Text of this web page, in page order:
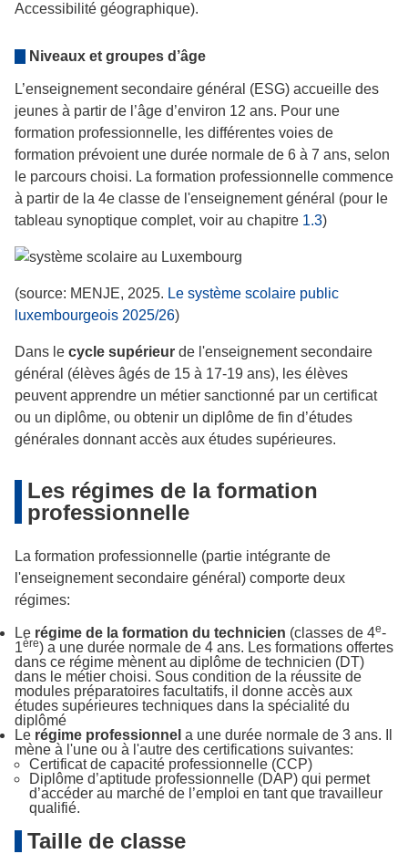
Accessibilité géographique).
Niveaux et groupes d’âge
L’enseignement secondaire général (ESG) accueille des
jeunes à partir de l’âge d’environ 12 ans. Pour une
formation professionnelle, les différentes voies de
formation prévoient une durée normale de 6 à 7 ans, selon
le parcours choisi. La formation professionnelle commence
à partir de la 4e classe de l'enseignement général (pour le
tableau synoptique complet, voir au chapitre 1.3)
(source: MENJE, 2025. Le système scolaire public
luxembourgeois 2025/26)
Dans le cycle supérieur de l'enseignement secondaire
général (élèves âgés de 15 à 17-19 ans), les élèves
peuvent apprendre un métier sanctionné par un certificat
ou un diplôme, ou obtenir un diplôme de fin d’études
générales donnant accès aux études supérieures.
Les régimes de la formation
professionnelle
La formation professionnelle (partie intégrante de
l'enseignement secondaire général) comporte deux
régimes:
Le régime de la formation du technicien (classes de 4e-
1ère) a une durée normale de 4 ans. Les formations offertes
dans ce régime mènent au diplôme de technicien (DT)
dans le métier choisi. Sous condition de la réussite de
modules préparatoires facultatifs, il donne accès aux
études supérieures techniques dans la spécialité du
diplômé
Le régime professionnel a une durée normale de 3 ans. Il
mène à l'une ou à l'autre des certifications suivantes:
Certificat de capacité professionnelle (CCP)
Diplôme d’aptitude professionnelle (DAP) qui permet
d’accéder au marché de l’emploi en tant que travailleur
qualifié.
Taille de classe